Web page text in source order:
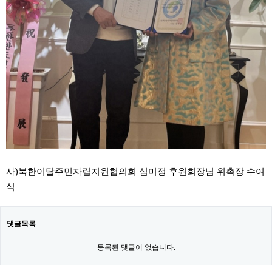
사)북한이탈주민자립지원협의회 심미정 후원회장님 위촉장 수여
식
댓글목록
등록된 댓글이 없습니다.